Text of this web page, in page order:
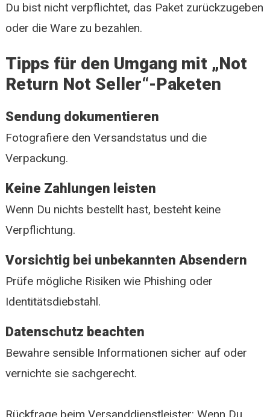
Du bist nicht verpflichtet, das Paket zurückzugeben
oder die Ware zu bezahlen.
Tipps für den Umgang mit „Not
Return Not Seller“-Paketen
Sendung dokumentieren
Fotografiere den Versandstatus und die
Verpackung.
Keine Zahlungen leisten
Wenn Du nichts bestellt hast, besteht keine
Verpflichtung.
Vorsichtig bei unbekannten Absendern
Prüfe mögliche Risiken wie Phishing oder
Identitätsdiebstahl.
Datenschutz beachten
Bewahre sensible Informationen sicher auf oder
vernichte sie sachgerecht.